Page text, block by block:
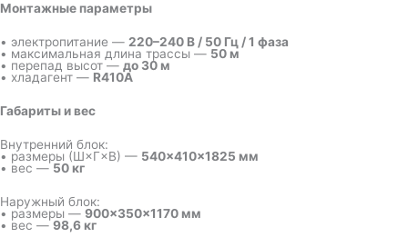
Монтажные параметры
• электропитание — 220–240 В / 50 Гц / 1 фаза
• максимальная длина трассы — 50 м
• перепад высот — до 30 м
• хладагент — R410A
Габариты и вес
Внутренний блок:
• размеры (Ш×Г×В) — 540×410×1825 мм
• вес — 50 кг
Наружный блок:
• размеры — 900×350×1170 мм
• вес —98,6 кг